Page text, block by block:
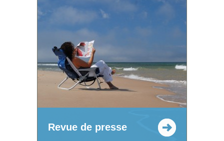
Revue de presse